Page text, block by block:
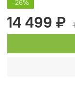
-26%
14 499 ₽